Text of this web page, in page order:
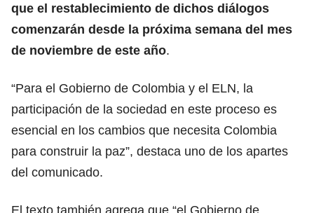
que el restablecimiento de dichos diálogos
comenzarán desde la próxima semana del mes
de noviembre de este año.
“Para el Gobierno de Colombia y el ELN, la
participación de la sociedad en este proceso es
esencial en los cambios que necesita Colombia
para construir la paz”, destaca uno de los apartes
del comunicado.
El texto también agrega que “el Gobierno de